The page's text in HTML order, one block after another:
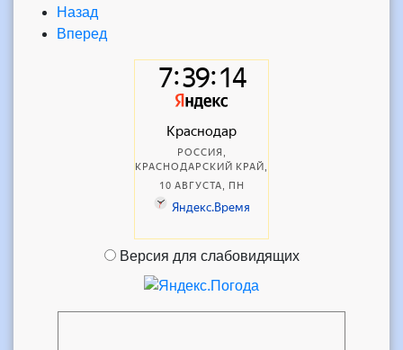
Назад
Вперед
Версия для слабовидящих